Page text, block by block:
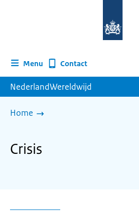
homepage
Menu Contact
NederlandWereldwijd
Home
Crisis